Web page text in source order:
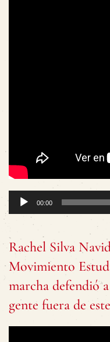
Reproductor
de
00:00
Rachel Silva
Movimiento
marcha defendió
gente fuera de